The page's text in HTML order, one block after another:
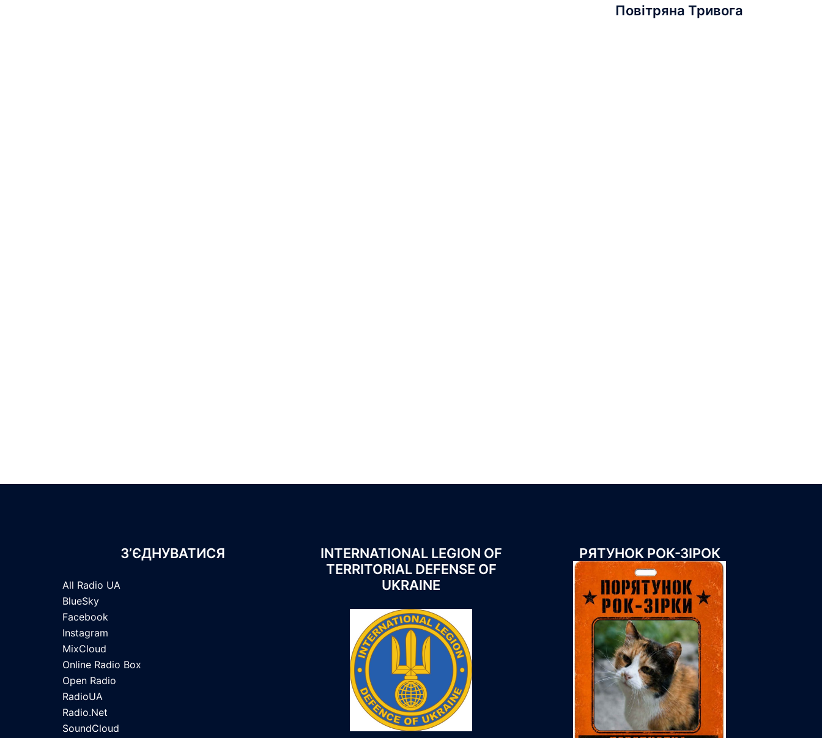
Повітряна Тривога
З’ЄДНУВАТИСЯ
All Radio UA
BlueSky
Facebook
Instagram
MixCloud
Online Radio Box
Open Radio
RadioUA
Radio.Net
SoundCloud
INTERNATIONAL LEGION OF
TERRITORIAL DEFENSE OF
UKRAINE
РЯТУНОК РОК-ЗІРОК